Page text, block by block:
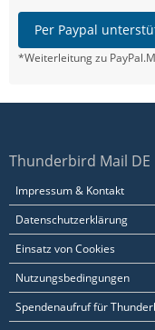
Per Paypal
*Weiterleitung zu
Thunderbird Mail DE
Impressum & Kontakt
Datenschutzerklärung
Einsatz von Cookies
Nutzungsbedingungen
Spendenaufruf für